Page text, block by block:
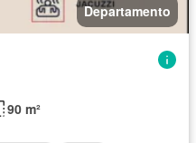
Departamento
90 m²